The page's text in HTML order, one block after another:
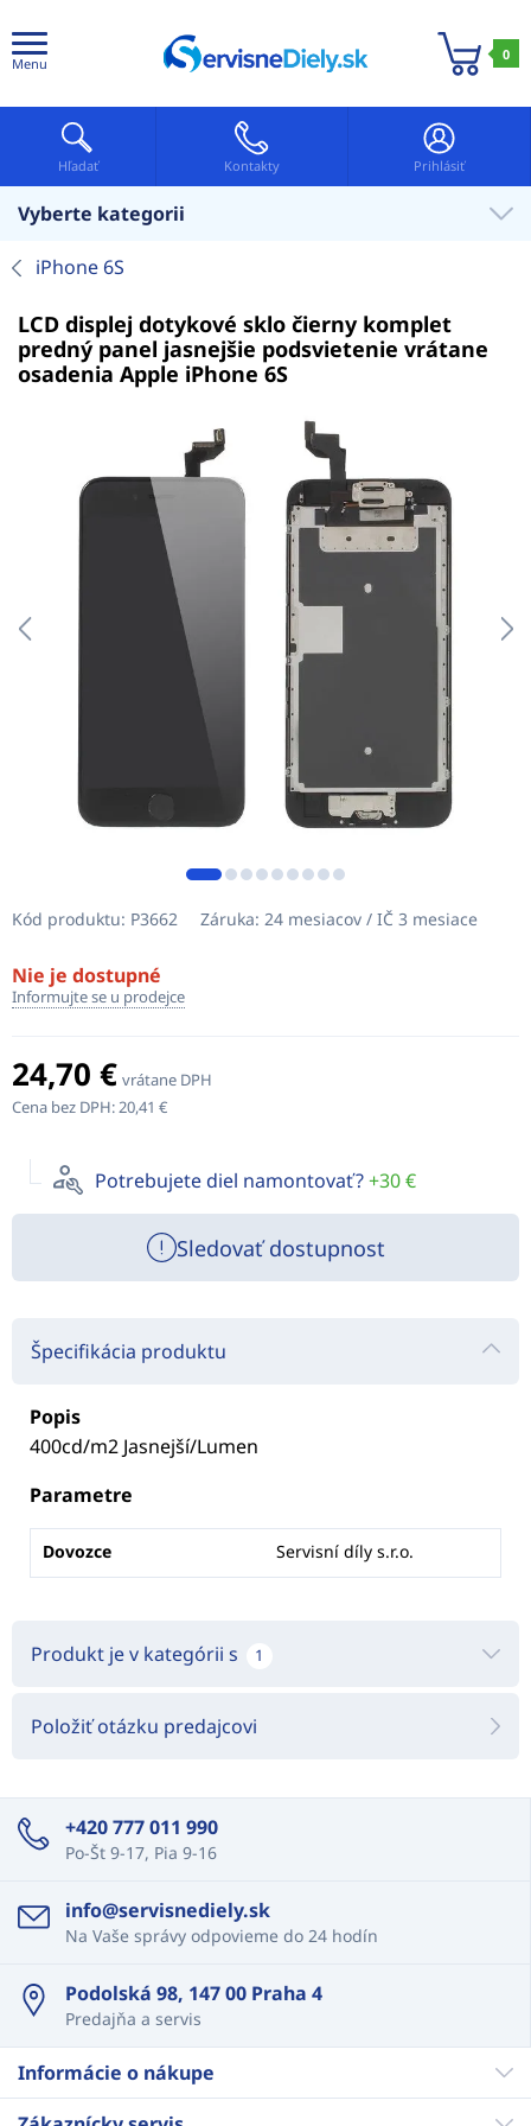
Menu
0
Hľadať Kontakty Prihlásiť
Vyberte kategorii
iPhone 6S
LCD displej dotykové sklo čierny komplet
predný panel jasnejšie podsvietenie vrátane
osadenia Apple iPhone 6S
Kód produktu: P3662 Záruka: 24 mesiacov / IČ 3 mesiace
Nie je dostupné
Informujte se u prodejce
24,70 € vrátane DPH
Cena bez DPH:20,41 €
Potrebujete diel namontovať?+30 €
Sledovať dostupnost
Špecifikácia produktu
Popis
400cd/m2 Jasnejší/Lumen
Parametre
Dovozce Servisní díly s.r.o.
Produkt je v kategórii s 1
Položiť otázku predajcovi
+420 777 011 990
Po-Št 9-17, Pia 9-16
info@servisnediely.sk
Na Vaše správy odpovieme do 24 hodín
Podolská 98, 147 00 Praha 4
Predajňa a servis
Informácie o nákupe